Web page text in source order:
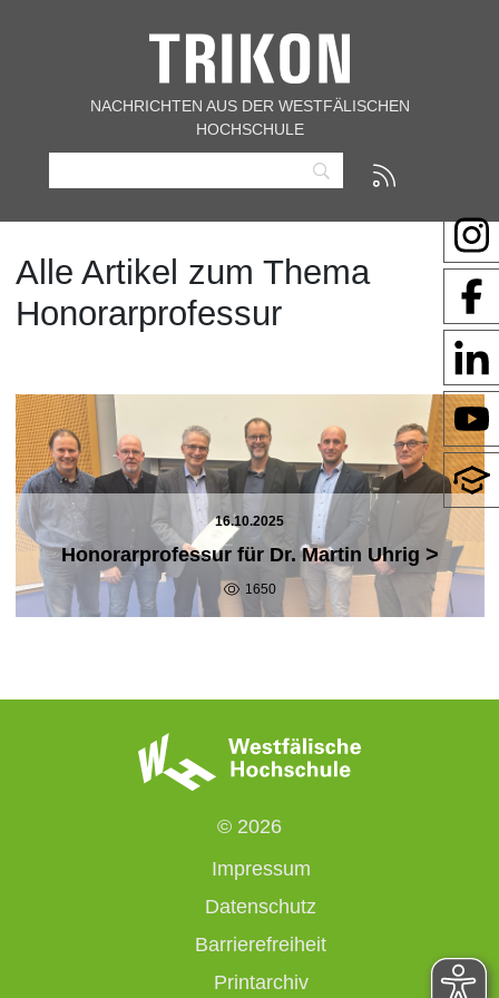
NACHRICHTEN AUS DER WESTFÄLISCHEN
HOCHSCHULE
Alle Artikel zum Thema
Honorarprofessur
16.10.2025
Honorarprofessur für Dr. Martin Uhrig >
1650
© 2026
Impressum
Datenschutz
Barrierefreiheit
Printarchiv